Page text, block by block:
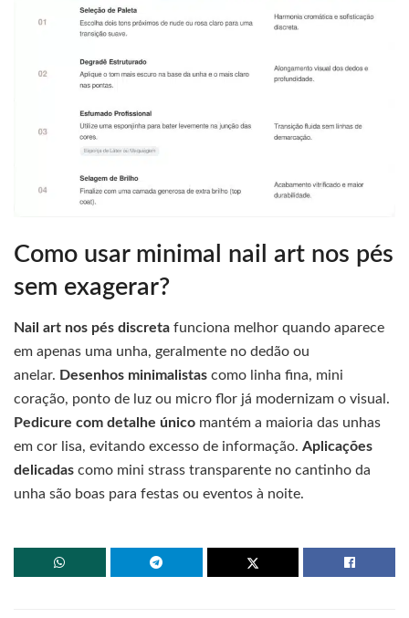
Como usar minimal nail art nos pés
sem exagerar?
Nail art nos pés discreta funciona melhor quando aparece
em apenas uma unha, geralmente no dedão ou
anelar. Desenhos minimalistas como linha fina, mini
coração, ponto de luz ou micro flor já modernizam o visual.
Pedicure com detalhe único mantém a maioria das unhas
em cor lisa, evitando excesso de informação. Aplicações
delicadas como mini strass transparente no cantinho da
unha são boas para festas ou eventos à noite.